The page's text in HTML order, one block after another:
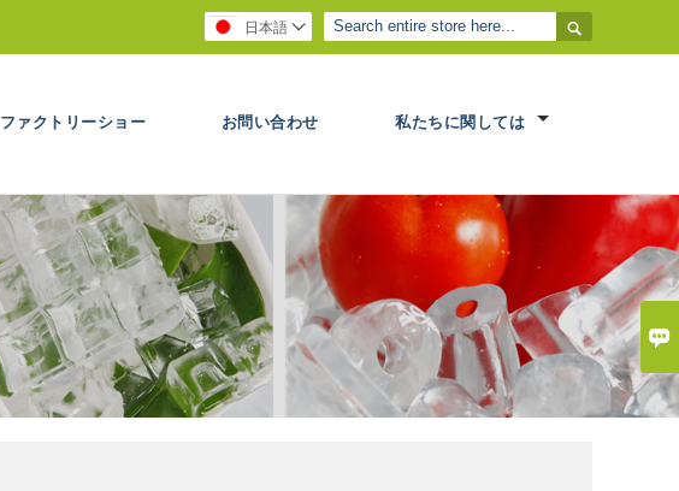


日本語 
ファクトリーショー お問い合わせ 私たちに関しては